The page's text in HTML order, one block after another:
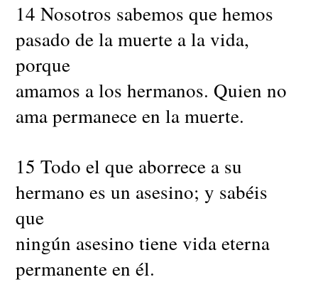
14 Nosotros sabemos que hemos
pasado de la muerte a la vida,
porque
amamos a los hermanos. Quien no
ama permanece en la muerte.
15 Todo el que aborrece a su
hermano es un asesino; y sabéis
que
ningún asesino tiene vida eterna
permanente en él.